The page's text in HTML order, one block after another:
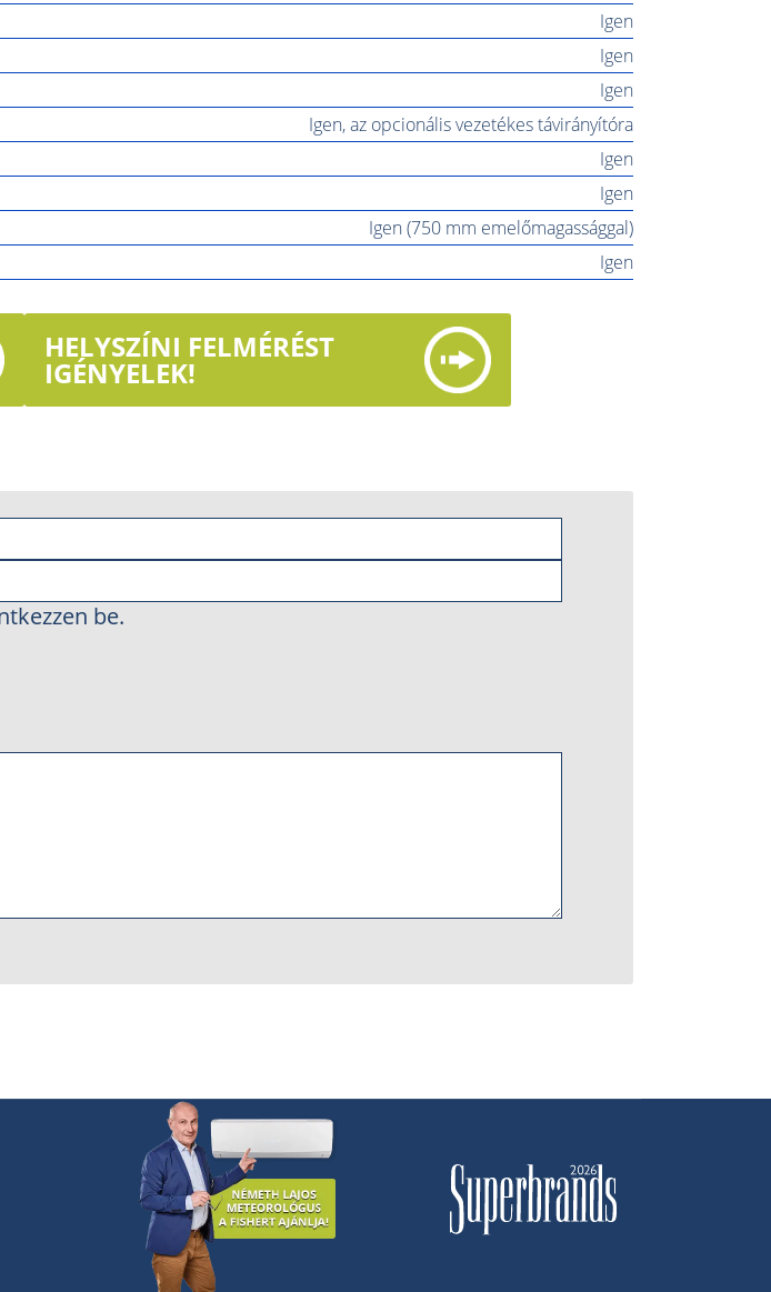
Igen
Igen
Igen
Igen, az opcionális vezetékes távirányítóra
Igen
Igen
Igen (750 mm emelőmagassággal)
Igen
HELYSZÍNI FELMÉRÉST
IGÉNYELEK!
be.